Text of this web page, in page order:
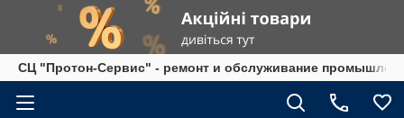
СЦ "Протон-Сервис" - ремонт и обслуживание